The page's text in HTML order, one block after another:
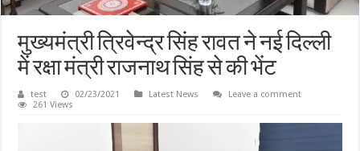
मुख्यमंत्री त्रिवेन्द्र सिंह रावत ने नई दिल्ली
में रक्षा मंत्री राजनाथ सिंह से की भेंट
test 02/23/2021 Latest News
Leave a comment
261 Views